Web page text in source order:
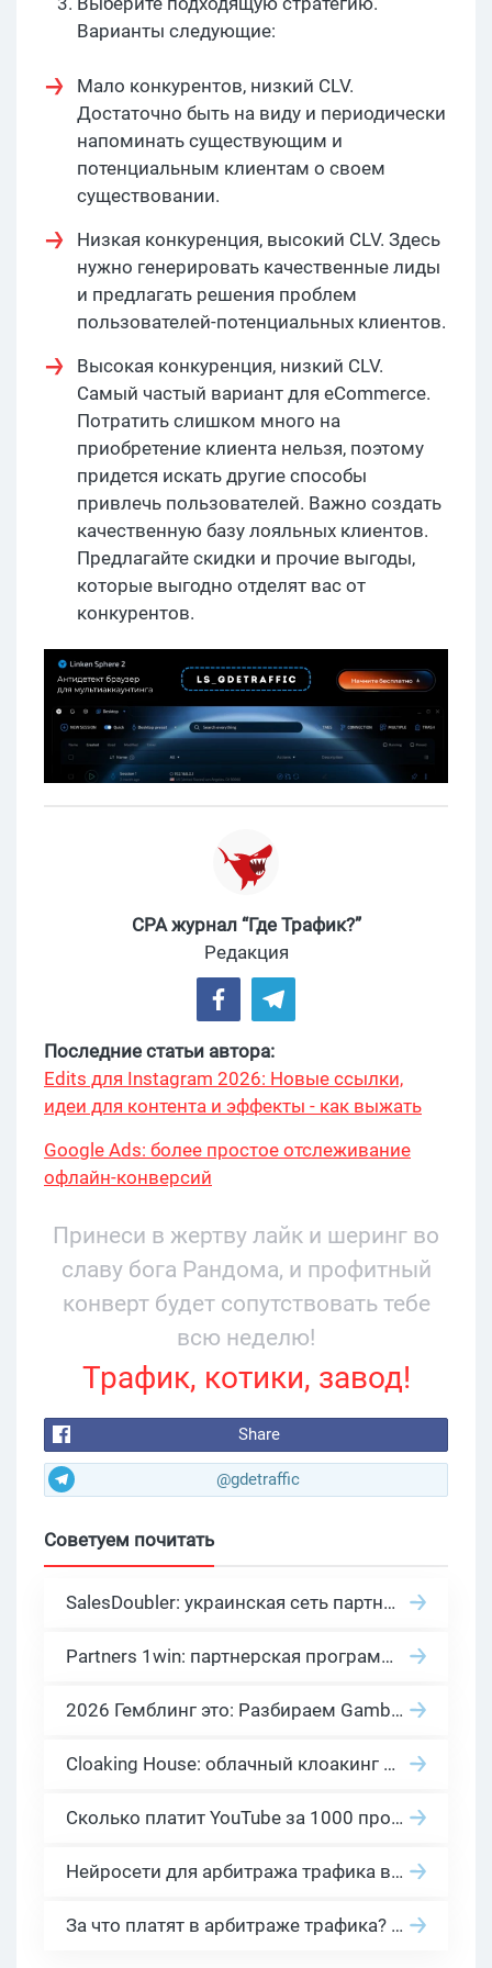
Варианты следующие:
Мало конкурентов, низкий CLV.
Достаточно быть на виду и периодически
напоминать существующим и
потенциальным клиентам о своем
существовании.
Низкая конкуренция, высокий CLV. Здесь
нужно генерировать качественные лиды
и предлагать решения проблем
пользователей-потенциальных клиентов.
Высокая конкуренция, низкий CLV.
Самый частый вариант для eCommerce.
Потратить слишком много на
приобретение клиента нельзя, поэтому
придется искать другие способы
привлечь пользователей. Важно создать
качественную базу лояльных клиентов.
Предлагайте скидки и прочие выгоды,
которые выгодно отделят вас от
конкурентов.
CPA журнал “Где Трафик?”
Редакция
Последние статьи автора:
Edits для Instagram 2026: Новые ссылки,
идеи для контента и эффекты - как выжать
Google Ads: более простое отслеживание
офлайн-конверсий
Принеси в жертву лайк и шеринг во
славу бога Рандома, и профитный
конверт будет сопутствовать тебе
всю неделю!
Трафик, котики, завод!
Share
@gdetraffic
Советуем почитать
SalesDoubler: украинская сеть партнерских программ с оплатой за действие
Partners 1win: партнерская программа казино в нише гемблинг арбитраж
2026 Гемблинг это: Разбираем Gambling вертикаль, и все что связано с гемблинг и беттинг офферами
Cloaking House: облачный клоакинг для фильтрации ботов FB и Google Ads — гайд PHP-интеграции 2026
Сколько платит YouTube за 1000 просмотров в 2026: реальные цифры от 0.5 до 36 USD по ГЕО
Нейросети для арбитража трафика в 2026: инструменты, кейсы и AI-медиабайеры
За что платят в арбитраже трафика? 30 моделей оплаты в бурж и СНГ партнерках